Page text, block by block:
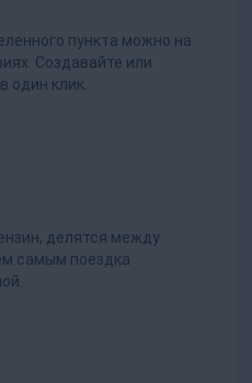
пункта можно на
Создавайте или
один клик.
делятся между
самым поездка